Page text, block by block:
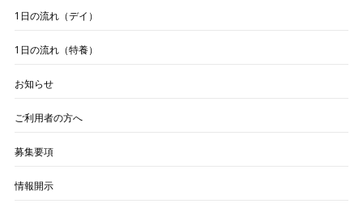
1日の流れ（デイ）
1日の流れ（特養）
お知らせ
ご利用者の方へ
募集要項
情報開示